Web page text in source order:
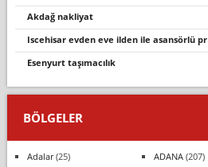
akdağ nakliyat
iscehisar evden eve ilden ile asansörlü pr
esenyurt taşımacılık
BÖLGELER
Adalar(25) ADANA(207)